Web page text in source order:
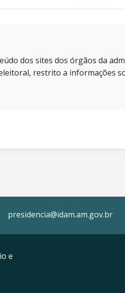
dos sites dos órgãos da
restrito a informações
presidencia@idam.am.gov.br
e